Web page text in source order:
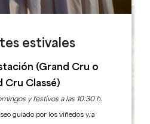
estivales
(Grand Cru o
Cru Classé)
y festivos a las 10:30 h.
guiado por los viñedos y, a